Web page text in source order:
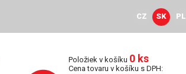
CZ SK PL
Položiek v košíku 0 ks
Cena tovaru v košíku s DPH: